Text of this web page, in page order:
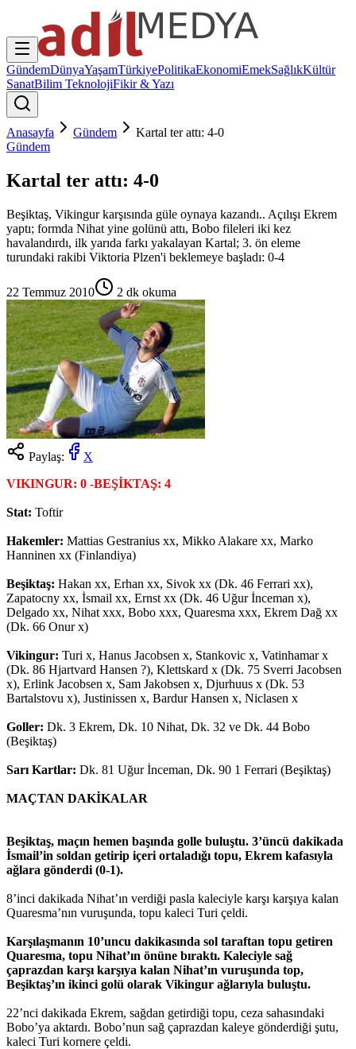
GündemDünyaYaşamTürkiyePolitikaEkonomiEmekSağlıkKültür
SanatBilim TeknolojiFikir & Yazı
Anasayfa Gündem
Kartal ter attı: 4-0
Gündem
Kartal ter attı: 4-0
Beşiktaş, Vikingur karşısında güle oynaya kazandı.. Açılışı Ekrem
yaptı; formda Nihat yine golünü attı, Bobo fileleri iki kez
havalandırdı, ilk yarıda farkı yakalayan Kartal; 3. ön eleme
turundaki rakibi Viktoria Plzen'i beklemeye başladı: 0-4
22 Temmuz 2010 2 dk okuma
Paylaş:
X
VIKINGUR: 0 -BEŞİKTAŞ: 4
Stat: Toftir
Hakemler: Mattias Gestranius xx, Mikko Alakare xx, Marko
Hanninen xx (Finlandiya)
Beşiktaş: Hakan xx, Erhan xx, Sivok xx (Dk. 46 Ferrari xx),
Zapatocny xx, İsmail xx, Ernst xx (Dk. 46 Uğur İnceman x),
Delgado xx, Nihat xxx, Bobo xxx, Quaresma xxx, Ekrem Dağ xx
(Dk. 66 Onur x)
Vikingur: Turi x, Hanus Jacobsen x, Stankovic x, Vatinhamar x
(Dk. 86 Hjartvard Hansen ?), Klettskard x (Dk. 75 Sverri Jacobsen
x), Erlink Jacobsen x, Sam Jakobsen x, Djurhuus x (Dk. 53
Bartalstovu x), Justinissen x, Bardur Hansen x, Niclasen x
Goller: Dk. 3 Ekrem, Dk. 10 Nihat, Dk. 32 ve Dk. 44 Bobo
(Beşiktaş)
Sarı Kartlar: Dk. 81 Uğur İnceman, Dk. 90 1 Ferrari (Beşiktaş)
MAÇTAN DAKİKALAR
Beşiktaş, maçın hemen başında golle buluştu. 3’üncü dakikada
İsmail’in soldan getirip içeri ortaladığı topu, Ekrem kafasıyla
ağlara gönderdi (0-1).
8’inci dakikada Nihat’ın verdiği pasla kaleciyle karşı karşıya kalan
Quaresma’nın vuruşunda, topu kaleci Turi çeldi.
Karşılaşmanın 10’uncu dakikasında sol taraftan topu getiren
Quaresma, topu Nihat’ın önüne bıraktı. Kaleciyle sağ
çaprazdan karşı karşıya kalan Nihat’ın vuruşunda top,
Beşiktaş’ın ikinci golü olarak Vikingur ağlarıyla buluştu.
22’nci dakikada Ekrem, sağdan getirdiği topu, ceza sahasındaki
Bobo’ya aktardı. Bobo’nun sağ çaprazdan kaleye gönderdiği şutu,
kaleci Turi kornere çeldi.